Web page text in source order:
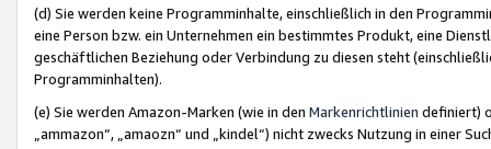
(d) Sie werden keine Programminhalte, einschließlich in den
eine Person bzw. ein Unternehmen ein bestimmtes Produkt, eine
geschäftlichen Beziehung oder Verbindung zu diesen steht
Programminhalten).
(e) Sie werden Amazon-Marken (wie in den Markenrichtlinien definiert)
„ammazon“, „amaozn“ und „kindel“) nicht zwecks Nutzung in einer